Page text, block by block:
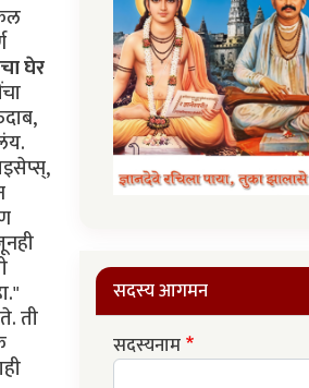
घेर
ती
सदस्य आगमन
सदस्यनाम